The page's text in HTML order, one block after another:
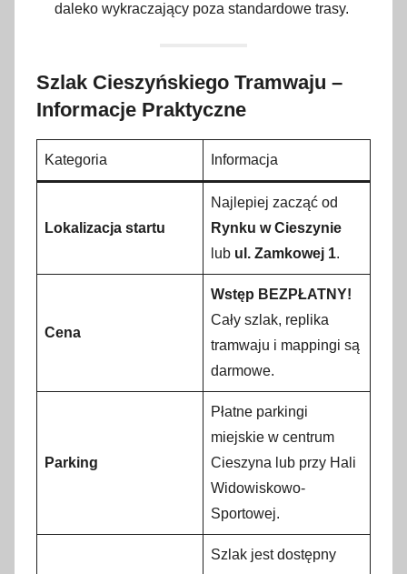
daleko wykraczający poza standardowe trasy.
Szlak Cieszyńskiego Tramwaju –
Informacje Praktyczne
Kategoria Informacja
Lokalizacja startu
Najlepiej zacząć od
Rynku w Cieszynie
lub ul. Zamkowej 1.
Cena
Wstęp BEZPŁATNY!
Cały szlak, replika
tramwaju i mappingi są
darmowe.
Parking
Płatne parkingi
miejskie w centrum
Cieszyna lub przy Hali
Widowiskowo-
Sportowej.
Szlak jest dostępny